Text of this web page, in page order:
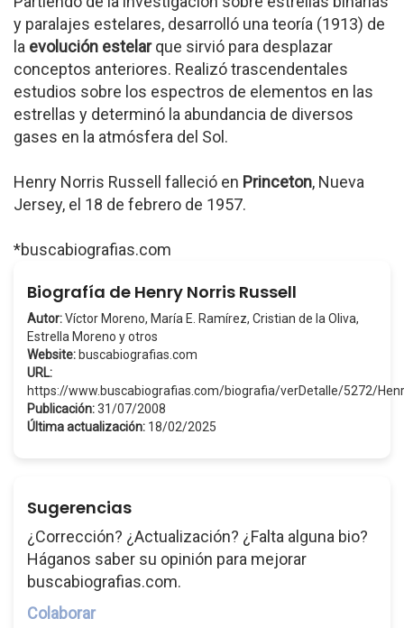
y paralajes estelares, desarrolló una teoría (1913) de
la evolución estelarque sirvió para desplazar
conceptos anteriores. Realizó trascendentales
estudios sobre los espectros de elementos en las
estrellas y determinó la abundancia de diversos
gases en la atmósfera del Sol.
Henry Norris Russell falleció en Princeton, Nueva
Jersey, el 18 de febrero de 1957.
*buscabiografias.com
Biografía de Henry Norris Russell
Autor:Víctor Moreno, María E. Ramírez, Cristian de la Oliva,
Estrella Moreno y otros
Website: buscabiografias.com
URL:
https://www.buscabiografias.com/biografia/verDetalle/5272/
Publicación:31/07/2008
Última actualización: 18/02/2025
Sugerencias
¿Corrección? ¿Actualización? ¿Falta alguna bio?
Háganos saber su opinión para mejorar
buscabiografias.com.
Colaborar